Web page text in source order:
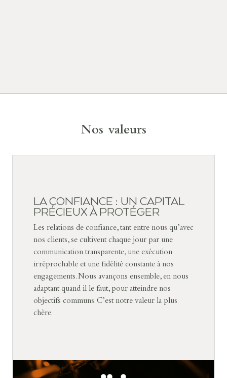
Nos valeurs
LA CONFIANCE : UN CAPITAL
PRÉCIEUX À PROTÉGER
Les relations de confiance, tant entre nous qu’avec
nos clients, se cultivent chaque jour par une
communication transparente, une exécution
irréprochable et une fidélité constante à nos
engagements. Nous avançons ensemble, en nous
adaptant quand il le faut, pour atteindre nos
objectifs communs. C’est notre valeur la plus
chère.